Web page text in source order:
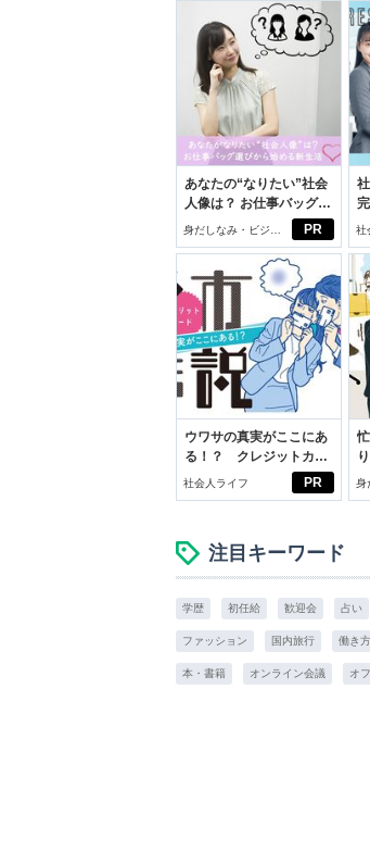
PR
あなたの“なりたい”社会
人像は？ お仕事バッグ選
びから始める新生活
身だしなみ・ビジネ
スアイテム
社
PR
ウワサの真実がここにあ
る！？ クレジットカー
ドの都市伝説
社会人ライフ
身
ス
注目キーワード
学歴 初任給 歓迎会 占い
ファッション 国内旅行 働き方
本・書籍 オンライン会議 オ